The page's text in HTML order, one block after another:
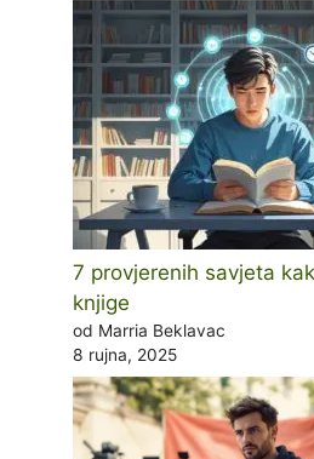
7 provjerenih savjeta
knjige
od Marria Beklavac
8 rujna, 2025